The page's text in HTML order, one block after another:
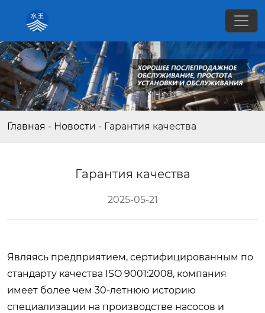
Главная - Новости - Гарантия качества
Гарантия качества
2025-05-21
Являясь предприятием, сертифицированным по
стандарту качества ISO 9001:2008, компания
имеет более чем 30-летнюю историю
специализации на производстве насосов и